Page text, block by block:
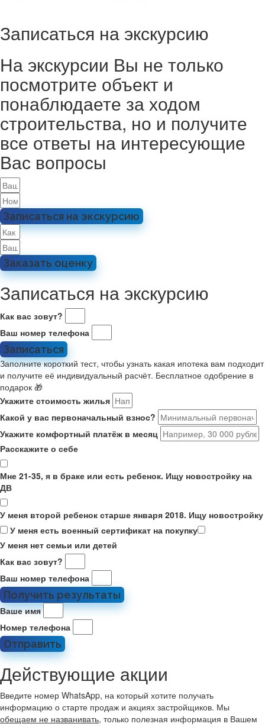
Записаться на экскурсию
На экскурсии Вы не только
посмотрите объект и
понаблюдаете за ходом
строительства, но и получите
все ответы на интересующие
Вас вопросы
Записаться на экскурсию
Заказать оценку
Записаться на экскурсию
Как вас зовут?
Ваш номер телефона
Записаться
Заполните короткий тест, чтобы узнать какая ипотека вам подходит
и получите её индивидуальный расчёт. Бесплатное одобрение в
подарок 🎁
Укажите стоимость жилья
Какой у вас первоначальный взнос?
Укажите комфортный платёж в месяц
Расскажите о себе
Мне 21-35, я в браке или есть ребенок. Ищу новостройку на
ДВ
У меня второй ребенок старше января 2018. Ищу новостройку
У меня есть военный сертификат на покупку
У меня нет семьи или детей
Как вас зовут?
Ваш номер телефона
Получить результаты
Ваше имя
Номер телефона
Отправить
Действующие акции
Введите номер WhatsApp, на который хотите получать
информацию о старте продаж и акциях застройщиков. Мы
обещаем не названивать, только полезная информация в Вашем